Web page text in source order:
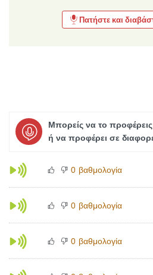
Πατήστε και
Μπορείς να το προφέρεις
ή να προφέρει σε
0 βαθμολογία
0 βαθμολογία
0 βαθμολογία